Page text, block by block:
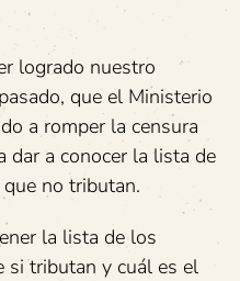
logrado nuestro
que el Ministerio
a romper la censura
dar a conocer la lista de
no tributan.
la lista de los
si tributan y cuál es el